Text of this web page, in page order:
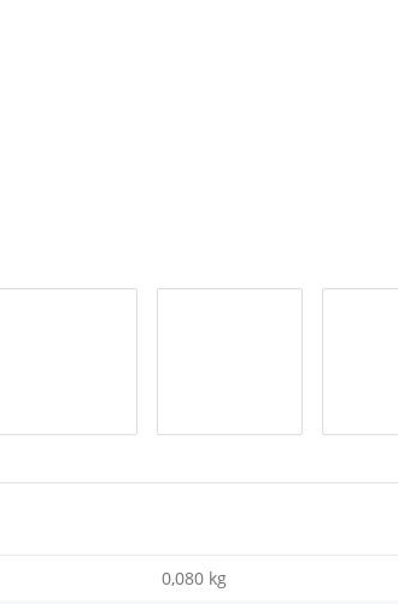
0,080 kg